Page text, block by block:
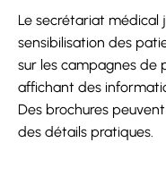
Le secrétariat médical
sensibilisation des
sur les campagnes de
affichant des
Des brochures
des détails pratiques.